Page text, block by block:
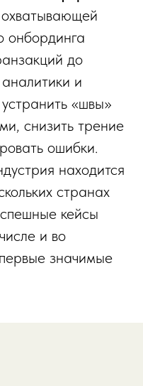
онбординга
до
и
«швы»
снизить трение
ошибки.
находится
странах
кейсы
и во
значимые